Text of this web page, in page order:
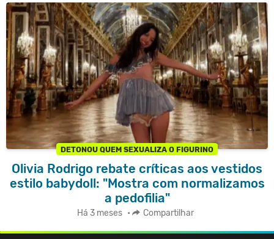
DETONOU QUEM SEXUALIZA O FIGURINO
Olivia Rodrigo rebate críticas aos vestidos
estilo babydoll: "Mostra com normalizamos
a pedofilia"
Há 3 meses • Compartilhar